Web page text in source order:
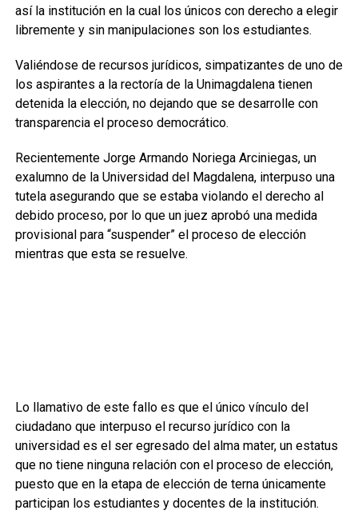
así la institución en la cual los únicos con derecho a elegir
libremente y sin manipulaciones son los estudiantes.
Valiéndose de recursos jurídicos, simpatizantes de uno de
los aspirantes a la rectoría de la Unimagdalena tienen
detenida la elección, no dejando que se desarrolle con
transparencia el proceso democrático.
Recientemente Jorge Armando Noriega Arciniegas, un
exalumno de la Universidad del Magdalena, interpuso una
tutela asegurando que se estaba violando el derecho al
debido proceso, por lo que un juez aprobó una medida
provisional para “suspender” el proceso de elección
mientras que esta se resuelve.
Lo llamativo de este fallo es que el único vínculo del
ciudadano que interpuso el recurso jurídico con la
universidad es el ser egresado del alma mater, un estatus
que no tiene ninguna relación con el proceso de elección,
puesto que en la etapa de elección de terna únicamente
participan los estudiantes y docentes de la institución.